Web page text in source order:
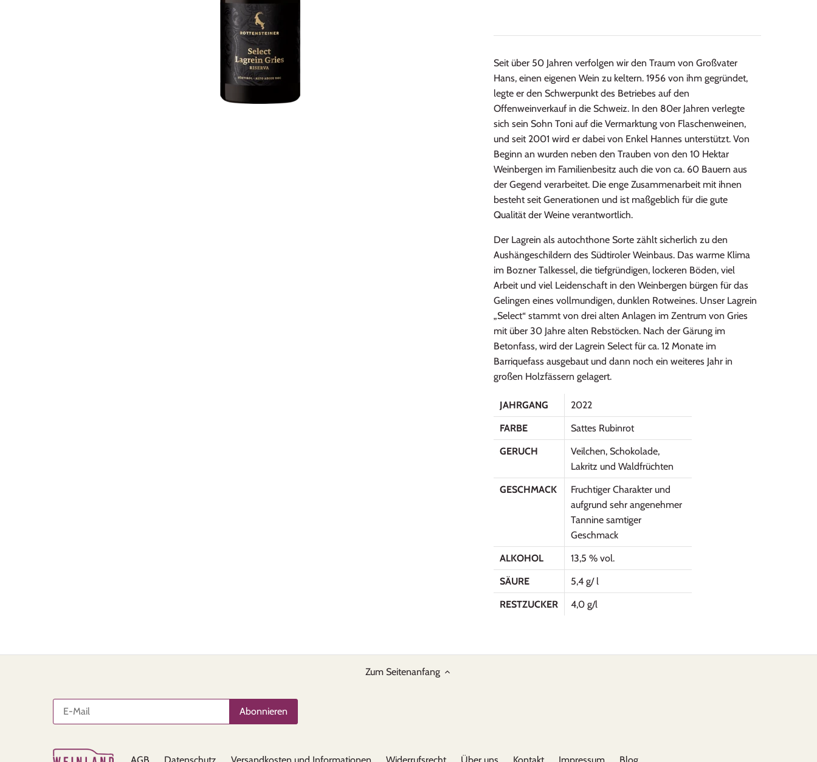
Seit über 50 Jahren verfolgen wir den Traum von Großvater
Hans, einen eigenen Wein zu keltern. 1956 von ihm gegründet,
legte er den Schwerpunkt des Betriebes auf den
Offenweinverkauf in die Schweiz. In den 80er Jahren verlegte
sich sein Sohn Toni auf die Vermarktung von Flaschenweinen,
und seit 2001 wird er dabei von Enkel Hannes unterstützt. Von
Beginn an wurden neben den Trauben von den 10 Hektar
Weinbergen im Familienbesitz auch die von ca. 60 Bauern aus
der Gegend verarbeitet. Die enge Zusammenarbeit mit ihnen
besteht seit Generationen und ist maßgeblich für die gute
Qualität der Weine verantwortlich.
Der Lagrein als autochthone Sorte zählt sicherlich zu den
Aushängeschildern des Südtiroler Weinbaus. Das warme Klima
im Bozner Talkessel, die tiefgründigen, lockeren Böden, viel
Arbeit und viel Leidenschaft in den Weinbergen bürgen für das
Gelingen eines vollmundigen, dunklen Rotweines. Unser Lagrein
„Select“ stammt von drei alten Anlagen im Zentrum von Gries
mit über 30 Jahre alten Rebstöcken. Nach der Gärung im
Betonfass, wird der Lagrein Select für ca. 12 Monate im
Barriquefass ausgebaut und dann noch ein weiteres Jahr in
großen Holzfässern gelagert.
JAHRGANG
2022
FARBE
Sattes Rubinrot
GERUCH
Veilchen, Schokolade,
Lakritz und Waldfrüchten
GESCHMACK
Fruchtiger Charakter und
aufgrund sehr angenehmer
Tannine samtiger
Geschmack
ALKOHOL
13,5 % vol.
SÄURE
5,4 g/ l
RESTZUCKER
4,0 g/l
Zum Seitenanfang